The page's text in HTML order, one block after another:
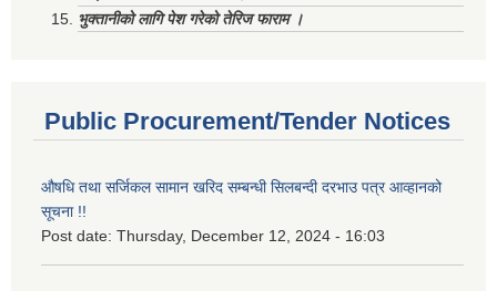
भुक्तानीको लागि पेश गरेको तेरिज फाराम ।
Public Procurement/Tender Notices
औषधि तथा सर्जिकल सामान खरिद सम्बन्धी सिलबन्दी दरभाउ पत्र आव्हानको
सूचना !!
Post date: Thursday, December 12, 2024 - 16:03